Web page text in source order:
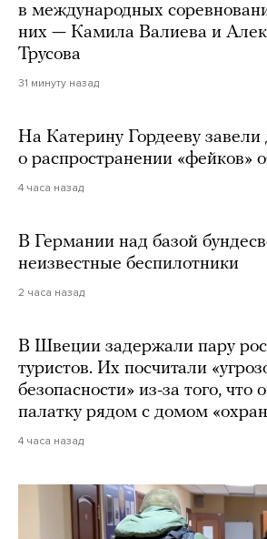
в международных
них — Камила Валиева и
Трусова
31 минуту назад
На Катерину Гордееву завели
о распространении «фейков»
4 часа назад
В Германии над базой
неизвестные беспилотники
2 часа назад
В Швеции задержали пару
туристов. Их посчитали
безопасности» из-за того, что
палатку рядом с домом
4 часа назад